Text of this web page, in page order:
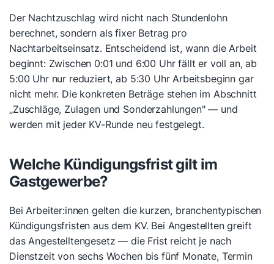
Der Nachtzuschlag wird nicht nach Stundenlohn
berechnet, sondern als fixer Betrag pro
Nachtarbeitseinsatz. Entscheidend ist, wann die Arbeit
beginnt: Zwischen 0:01 und 6:00 Uhr fällt er voll an, ab
5:00 Uhr nur reduziert, ab 5:30 Uhr Arbeitsbeginn gar
nicht mehr. Die konkreten Beträge stehen im Abschnitt
„Zuschläge, Zulagen und Sonderzahlungen" — und
werden mit jeder KV-Runde neu festgelegt.
Welche Kündigungsfrist gilt im
Gastgewerbe?
Bei Arbeiter:innen gelten die kurzen, branchentypischen
Kündigungsfristen aus dem KV. Bei Angestellten greift
das Angestelltengesetz — die Frist reicht je nach
Dienstzeit von sechs Wochen bis fünf Monate, Termin